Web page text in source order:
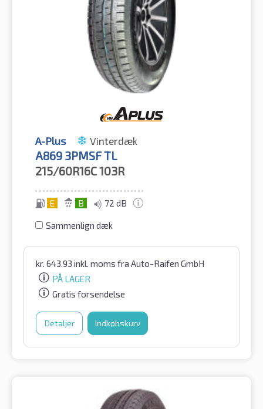
A-Plus Vinterdæk
A869 3PMSF TL
215/60R16C103R
E B 72 dB
Sammenlign dæk
kr. 643.93 inkl. moms fra Auto-Raifen GmbH
PÅ LAGER
Gratis forsendelse
Detaljer Indkøbskurv